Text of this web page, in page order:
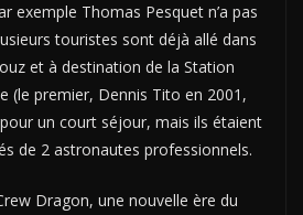
exemple Thomas Pesquet n’a pas
touristes sont déjà allé dans
et à destination de la Station
(le premier, Dennis Tito en 2001,
un court séjour, mais ils étaient
de 2 astronautes professionnels.
Dragon, une nouvelle ère du